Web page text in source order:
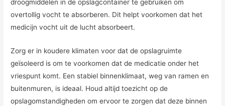
droogmiddelen in de opslagcontainer te gebruiken om
overtollig vocht te absorberen. Dit helpt voorkomen dat het
medicijn vocht uit de lucht absorbeert.
Zorg er in koudere klimaten voor dat de opslagruimte
geïsoleerd is om te voorkomen dat de medicatie onder het
vriespunt komt. Een stabiel binnenklimaat, weg van ramen en
buitenmuren, is ideaal. Houd altijd toezicht op de
opslagomstandigheden om ervoor te zorgen dat deze binnen